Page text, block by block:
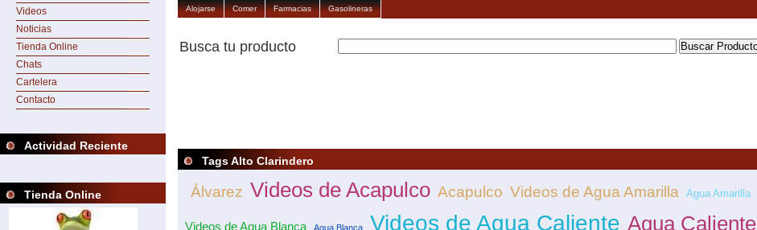
Videos
Noticias
Tienda Online
Chats
Cartelera
Contacto
Actividad Reciente
Tienda Online
Alojarse Comer Farmacias Gasolineras
Busca tu producto
Tags Alto Clarindero
Álvarez Videos de Acapulco Acapulco Videos de Agua Amarilla Agua Amarilla
Videos de Agua Blanca Agua Blanca Videos de Agua Caliente Agua Caliente